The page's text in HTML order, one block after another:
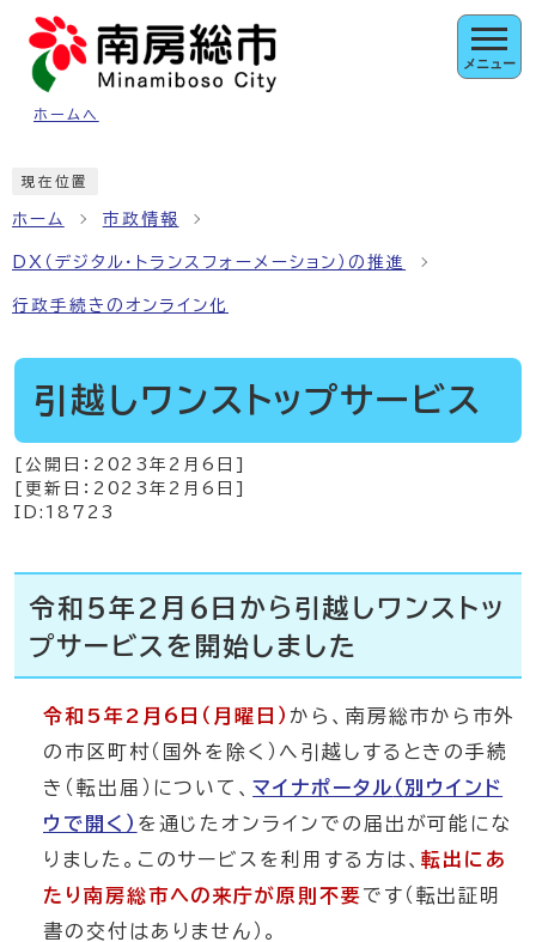
ページの先頭です
ホームへ
メニュー
現在位置
ホーム 市政情報
DX（デジタル・トランスフォーメーション）の推進
行政手続きのオンライン化
引越しワンストップサービス
[公開日： 2023年2月6日
[更新日： 2023年2月6日
ID:18723
令和5年2月6日から引越しワンストッ
プサービスを開始しました
令和5年2月6日（月曜日） から、南房総市から市外
の市区町村（国外を除く）へ引越しするときの手続
き（転出届）について、マイナポータル （別ウインド
ウで開く） を通じたオンラインでの届出が可能にな
りました。このサービスを利用する方は、転出にあ
たり南房総市への来庁が原則不要です（転出証明
書の交付はありません）。